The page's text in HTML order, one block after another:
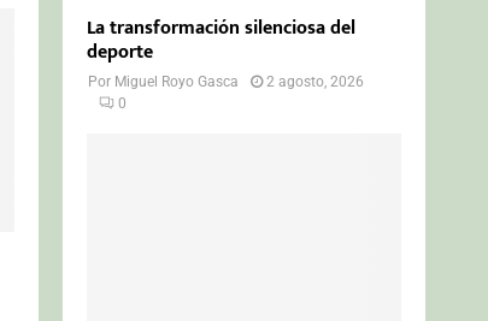
La transformación silenciosa del
deporte
Por Miguel Royo Gasca
2 agosto, 2026
0